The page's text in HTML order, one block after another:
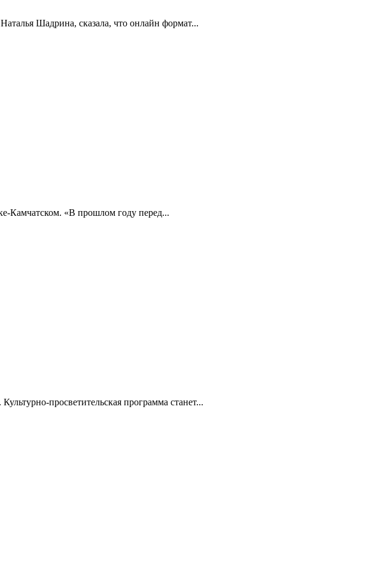
Шадрина, сказала, что онлайн формат...
Камчатском. «В прошлом году перед...
просветительская программа станет...